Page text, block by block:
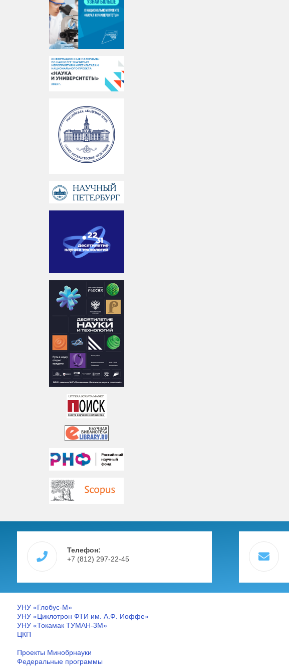
Телефон:
+7 (812) 297-22-45
УНУ «Глобус-М»
УНУ «Циклотрон ФТИ им. А.Ф. Иоффе»
УНУ «Токамак ТУМАН-3М»
ЦКП
Проекты Минобрнауки
Федеральные программы